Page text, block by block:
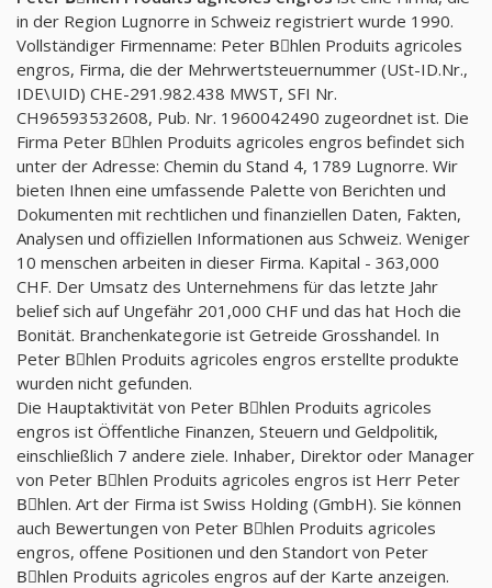
in der Region Lugnorre in Schweiz registriert wurde 1990.
Vollständiger Firmenname: Peter Bِhlen Produits agricoles
engros, Firma, die der Mehrwertsteuernummer (USt-ID.Nr.,
IDE\UID) CHE-291.982.438 MWST, SFI Nr.
CH96593532608, Pub. Nr. 1960042490 zugeordnet ist. Die
Firma Peter Bِhlen Produits agricoles engros befindet sich
unter der Adresse: Chemin du Stand 4, 1789 Lugnorre. Wir
bieten Ihnen eine umfassende Palette von Berichten und
Dokumenten mit rechtlichen und finanziellen Daten, Fakten,
Analysen und offiziellen Informationen aus Schweiz. Weniger
10 menschen arbeiten in dieser Firma. Kapital - 363,000
CHF. Der Umsatz des Unternehmens für das letzte Jahr
belief sich auf Ungefähr 201,000 CHF und das hat Hoch die
Bonität. Branchenkategorie ist Getreide Grosshandel. In
Peter Bِhlen Produits agricoles engros erstellte produkte
wurden nicht gefunden.
Die Hauptaktivität von Peter Bِhlen Produits agricoles
engros ist Öffentliche Finanzen, Steuern und Geldpolitik,
einschließlich 7 andere ziele. Inhaber, Direktor oder Manager
von Peter Bِhlen Produits agricoles engros ist Herr Peter
Bِhlen. Art der Firma ist Swiss Holding (GmbH). Sie können
auch Bewertungen von Peter Bِhlen Produits agricoles
engros, offene Positionen und den Standort von Peter
Bِhlen Produits agricoles engros auf der Karte anzeigen.